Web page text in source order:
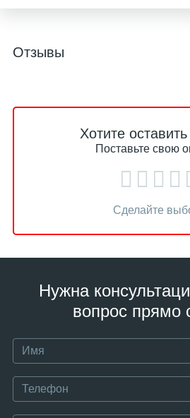
Отзывы
Хотите
Поставьте свою
Сделайте
Нужна
вопрос прямо